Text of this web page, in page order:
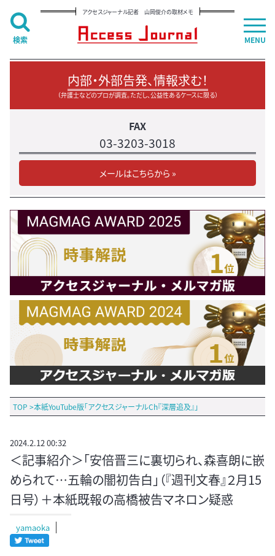
アクセスジャーナル記者 山岡俊介の取材メモ
内部・外部告発、情報求む！
（弁護士などのプロが調査。ただし、公益性あるケースに限る）
FAX
03-3203-3018
メールはこちらから »
TOP >本紙YouTube版「アクセスジャーナルCh『深層追及』」
2024.2.12 00:32
＜記事紹介＞「安倍晋三に裏切られ、森喜朗に嵌
められて…五輪の闇初告白」（『週刊文春』２月15
日号）＋本紙既報の高橋被告マネロン疑惑
yamaoka
MENU
検索